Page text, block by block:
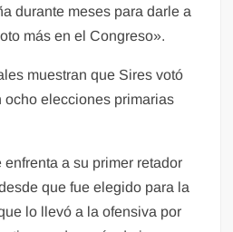
durante meses para darle a
más en el Congreso».
muestran que Sires votó
ocho elecciones primarias
a su primer retador
que fue elegido para la
lo llevó a la ofensiva por